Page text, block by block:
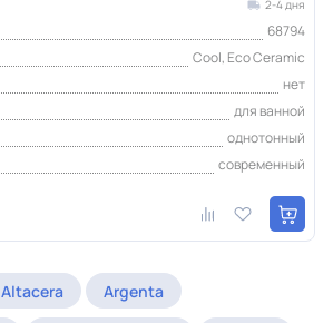
2-4 дня
68794
Cool, Eco Ceramic
нет
для ванной
однотонный
современный
Altacera Argenta